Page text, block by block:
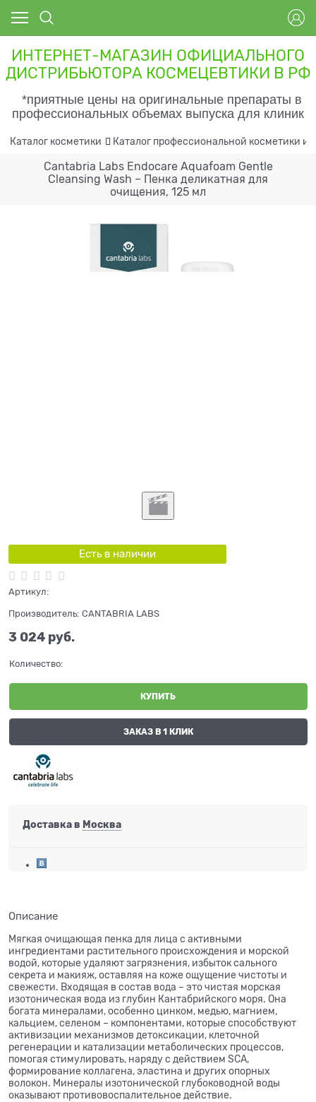
ИНТЕРНЕТ-МАГАЗИН ОФИЦИАЛЬНОГО
ДИСТРИБЬЮТОРА КОСМЕЦЕВТИКИ В РФ
*приятные цены на оригинальные препараты в
профессиональных объемах выпуска для клиник
Каталог косметики Каталог профессиональной косметики и
Cantabria Labs Endocare Aquafoam Gentle
Cleansing Wash – Пенка деликатная для
очищения, 125 мл
Есть в наличии
Артикул:
Производитель: CANTABRIA LABS
3 024 руб.
Количество:
КУПИТЬ
ЗАКАЗ В 1 КЛИК
Доставка в Москва
Описание
Мягкая очищающая пенка для лица с активными
ингредиентами растительного происхождения и морской
водой, которые удаляют загрязнения, избыток сального
секрета и макияж, оставляя на коже ощущение чистоты и
свежести. Входящая в состав вода – это чистая морская
изотоническая вода из глубин Кантабрийского моря. Она
богата минералами, особенно цинком, медью, магнием,
кальцием, селеном – компонентами, которые способствуют
активизации механизмов детоксикации, клеточной
регенерации и катализации метаболических процессов,
помогая стимулировать, наряду с действием SCA,
формирование коллагена, эластина и других опорных
волокон. Минералы изотонической глубоководной воды
оказывают противовоспалительное действие.